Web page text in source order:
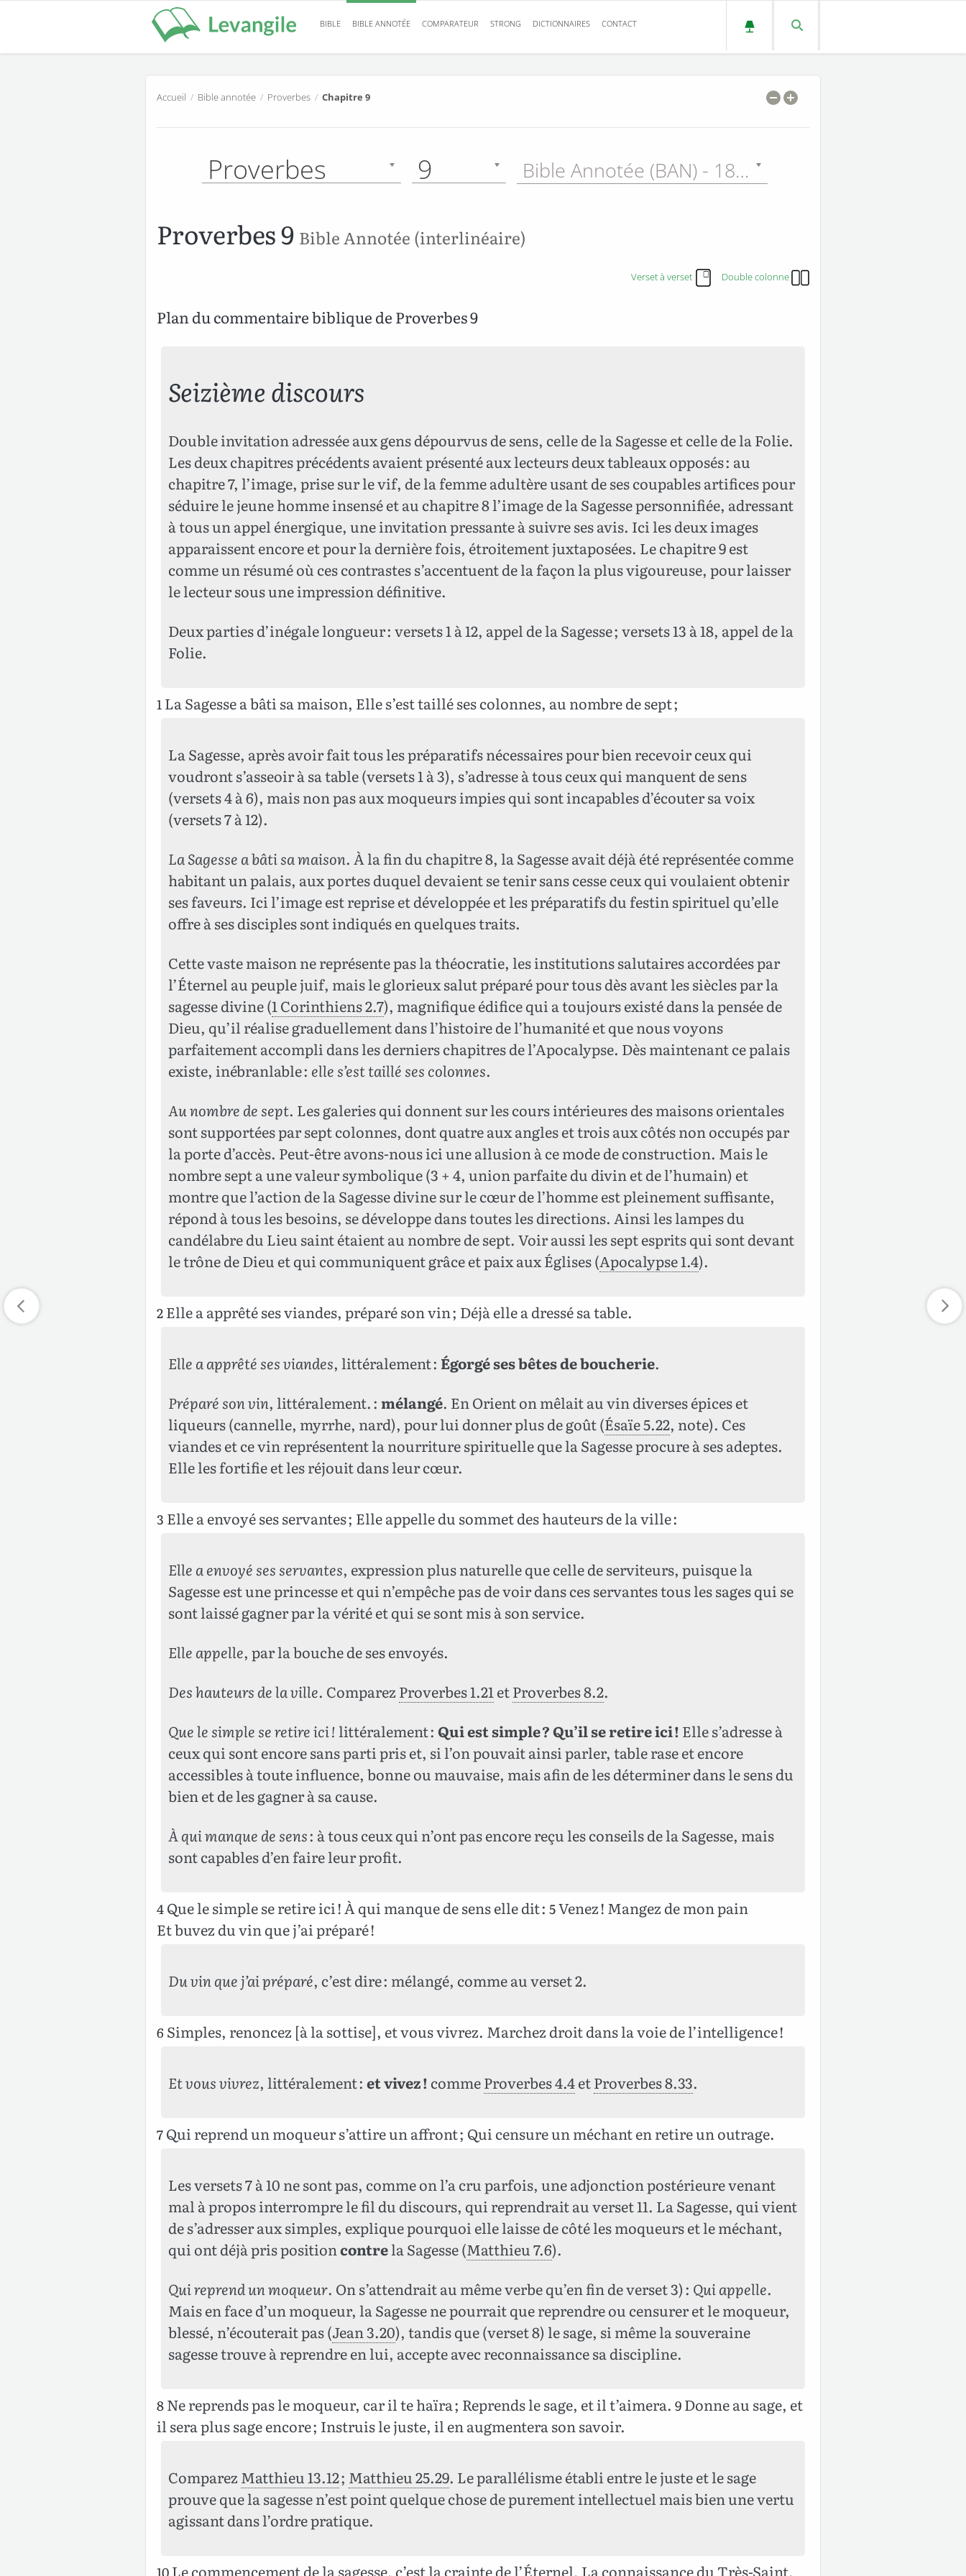
BIBLE BIBLE ANNOTÉE COMPARATEUR STRONG DICTIONNAIRES CONTACT
Accueil / Bible annotée / Proverbes / Chapitre 9
Proverbes 9 Bible Annotée (BAN) - 1899
Proverbes 9 Bible Annotée (interlinéaire)
Verset à verset Double colonne
Plan du commentaire biblique de Proverbes 9
Seizième discours
Double invitation adressée aux gens dépourvus de sens, celle de la Sagesse et celle de la Folie.
Les deux chapitres précédents avaient présenté aux lecteurs deux tableaux opposés : au
chapitre 7, l’image, prise sur le vif, de la femme adultère usant de ses coupables artifices pour
séduire le jeune homme insensé et au chapitre 8 l’image de la Sagesse personnifiée, adressant
à tous un appel énergique, une invitation pressante à suivre ses avis. Ici les deux images
apparaissent encore et pour la dernière fois, étroitement juxtaposées. Le chapitre 9 est
comme un résumé où ces contrastes s’accentuent de la façon la plus vigoureuse, pour laisser
le lecteur sous une impression définitive.
Deux parties d’inégale longueur : versets 1 à 12, appel de la Sagesse ; versets 13 à 18, appel de la
Folie.
1La Sagesse a bâti sa maison, Elle s’est taillé ses colonnes, au nombre de sept ;
La Sagesse, après avoir fait tous les préparatifs nécessaires pour bien recevoir ceux qui
voudront s’asseoir à sa table (versets 1 à 3), s’adresse à tous ceux qui manquent de sens
(versets 4 à 6), mais non pas aux moqueurs impies qui sont incapables d’écouter sa voix
(versets 7 à 12).
La Sagesse a bâti sa maison. À la fin du chapitre 8, la Sagesse avait déjà été représentée comme
habitant un palais, aux portes duquel devaient se tenir sans cesse ceux qui voulaient obtenir
ses faveurs. Ici l’image est reprise et développée et les préparatifs du festin spirituel qu’elle
offre à ses disciples sont indiqués en quelques traits.
Cette vaste maison ne représente pas la théocratie, les institutions salutaires accordées par
l’Éternel au peuple juif, mais le glorieux salut préparé pour tous dès avant les siècles par la
sagesse divine (1 Corinthiens 2.7), magnifique édifice qui a toujours existé dans la pensée de
Dieu, qu’il réalise graduellement dans l’histoire de l’humanité et que nous voyons
parfaitement accompli dans les derniers chapitres de l’Apocalypse. Dès maintenant ce palais
existe, inébranlable : elle s’est taillé ses colonnes.
Au nombre de sept. Les galeries qui donnent sur les cours intérieures des maisons orientales
sont supportées par sept colonnes, dont quatre aux angles et trois aux côtés non occupés par
la porte d’accès. Peut-être avons-nous ici une allusion à ce mode de construction. Mais le
nombre sept a une valeur symbolique (3 + 4, union parfaite du divin et de l’humain) et
montre que l’action de la Sagesse divine sur le cœur de l’homme est pleinement suffisante,
répond à tous les besoins, se développe dans toutes les directions. Ainsi les lampes du
candélabre du Lieu saint étaient au nombre de sept. Voir aussi les sept esprits qui sont devant
le trône de Dieu et qui communiquent grâce et paix aux Églises (Apocalypse 1.4).
2Elle a apprêté ses viandes, préparé son vin ; Déjà elle a dressé sa table.
Elle a apprêté ses viandes, littéralement : Égorgé ses bêtes de boucherie.
Préparé son vin, littéralement. : mélangé. En Orient on mêlait au vin diverses épices et
liqueurs (cannelle, myrrhe, nard), pour lui donner plus de goût (Ésaïe 5.22, note). Ces
viandes et ce vin représentent la nourriture spirituelle que la Sagesse procure à ses adeptes.
Elle les fortifie et les réjouit dans leur cœur.
3 Elle a envoyé ses servantes ; Elle appelle du sommet des hauteurs de la ville :
Elle a envoyé ses servantes, expression plus naturelle que celle de serviteurs, puisque la
Sagesse est une princesse et qui n’empêche pas de voir dans ces servantes tous les sages qui se
sont laissé gagner par la vérité et qui se sont mis à son service.
Elle appelle, par la bouche de ses envoyés.
Des hauteurs de la ville. Comparez Proverbes 1.21 etProverbes 8.2.
Que le simple se retire ici ! littéralement : Qui est simple ? Qu’il se retire ici ! Elle s’adresse à
ceux qui sont encore sans parti pris et, si l’on pouvait ainsi parler, table rase et encore
accessibles à toute influence, bonne ou mauvaise, mais afin de les déterminer dans le sens du
bien et de les gagner à sa cause.
À qui manque de sens: à tous ceux qui n’ont pas encore reçu les conseils de la Sagesse, mais
sont capables d’en faire leur profit.
4Que le simple se retire ici ! À qui manque de sens elle dit : 5Venez ! Mangez de mon pain
Et buvez du vin que j’ai préparé !
Du vin que j’ai préparé, c’est dire : mélangé, comme au verset 2.
6 Simples, renoncez [à la sottise], et vous vivrez. Marchez droit dans la voie de l’intelligence !
Et vous vivrez, littéralement : et vivez ! commeProverbes 4.4etProverbes 8.33.
7Qui reprend un moqueur s’attire un affront ; Qui censure un méchant en retire un outrage.
Les versets 7 à 10 ne sont pas, comme on l’a cru parfois, une adjonction postérieure venant
mal à propos interrompre le fil du discours, qui reprendrait au verset 11. La Sagesse, qui vient
de s’adresser aux simples, explique pourquoi elle laisse de côté les moqueurs et le méchant,
qui ont déjà pris positioncontrela Sagesse (Matthieu 7.6).
Qui reprend un moqueur. On s’attendrait au même verbe qu’en fin de verset 3) : Qui appelle.
Mais en face d’un moqueur, la Sagesse ne pourrait que reprendre ou censurer et le moqueur,
blessé, n’écouterait pas (Jean 3.20), tandis que (verset 8) le sage, si même la souveraine
sagesse trouve à reprendre en lui, accepte avec reconnaissance sa discipline.
8Ne reprends pas le moqueur, car il te haïra ; Reprends le sage, et il t’aimera. 9Donne au sage, et
il sera plus sage encore ; Instruis le juste, il en augmentera son savoir.
Comparez Matthieu 13.12; Matthieu 25.29. Le parallélisme établi entre le juste et le sage
prouve que la sagesse n’est point quelque chose de purement intellectuel mais bien une vertu
agissant dans l’ordre pratique.
10Le commencement de la sagesse, c’est la crainte de l’Éternel, La connaissance du Très-Saint,